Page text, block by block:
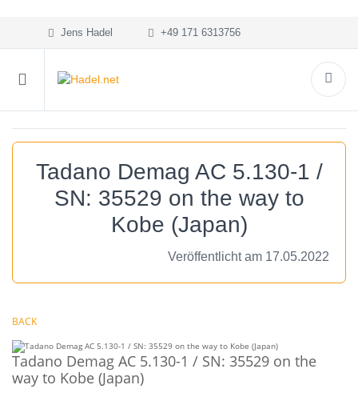
Jens Hadel +49 171 6313756
Tadano Demag AC 5.130-1 /
SN: 35529 on the way to
Kobe (Japan)
Veröffentlicht am 17.05.2022
BACK
Tadano Demag AC 5.130-1 / SN: 35529 on the
way to Kobe (Japan)